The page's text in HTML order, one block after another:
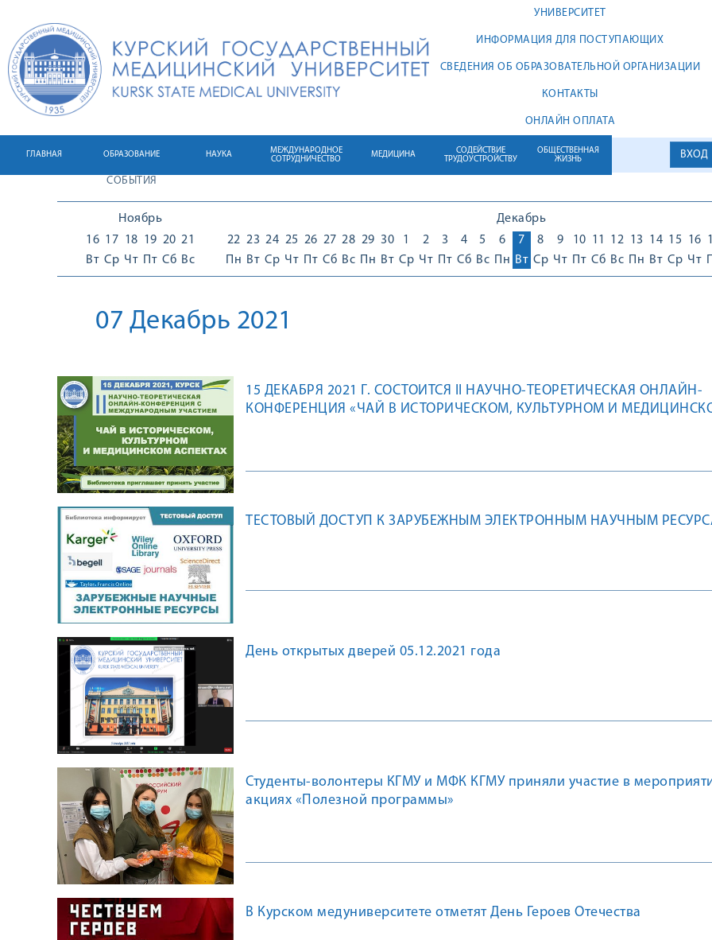
УНИВЕРСИТЕТ
ИНФОРМАЦИЯ ДЛЯ ПОСТУПАЮЩИХ
СВЕДЕНИЯ ОБ ОБРАЗОВАТЕЛЬНОЙ ОРГАНИЗАЦИИ
КОНТАКТЫ
ОНЛАЙН ОПЛАТА
ВХОД
ГЛАВНАЯ ОБРАЗОВАНИЕ НАУКА
МЕЖДУНАРОДНОЕ
СОТРУДНИЧЕСТВО
МЕДИЦИНА
СОДЕЙСТВИЕ
ТРУДОУСТРОЙСТВУ
ОБЩЕСТВЕННАЯ
ЖИЗНЬ
СОБЫТИЯ
Ноябрь
16
Вт
17
Ср
18
Чт
19
Пт
20
Сб
21
Вс
Декабрь
22
Пн
23
Вт
24
Ср
25
Чт
26
Пт
27
Сб
28
Вс
29
Пн
30
Вт
1
Ср
2
Чт
3
Пт
4
Сб
5
Вс
6
Пн
7
Вт
8
Ср
9
Чт
10
Пт
11
Сб
12
Вс
13
Пн
14
Вт
15
Ср
16
Чт
07 Декабрь 2021
15 ДЕКАБРЯ 2021 Г. СОСТОИТСЯ II НАУЧНО-ТЕОРЕТИЧЕСКАЯ ОНЛАЙН-
КОНФЕРЕНЦИЯ «ЧАЙ В ИСТОРИЧЕСКОМ, КУЛЬТУРНОМ И
ТЕСТОВЫЙ ДОСТУП К ЗАРУБЕЖНЫМ ЭЛЕКТРОННЫМ НАУЧНЫМ
День открытых дверей 05.12.2021 года
Студенты-волонтеры КГМУ и МФК КГМУ приняли участие в
акциях «Полезной программы»
В Курском медуниверситете отметят День Героев Отечества